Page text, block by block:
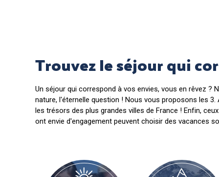
Trouvez le séjour qui
Un séjour qui correspond à vos envies, vous en rêvez
nature, l'éternelle question ! Nous vous proposons les
les trésors des plus grandes villes de France ! Enfin,
ont envie d'engagement peuvent choisir des vacances